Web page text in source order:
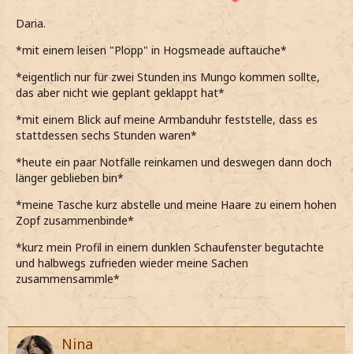
Daria.
*mit einem leisen "Plopp" in Hogsmeade auftauche*
*eigentlich nur für zwei Stunden ins Mungo kommen sollte,
das aber nicht wie geplant geklappt hat*
*mit einem Blick auf meine Armbanduhr feststelle, dass es
stattdessen sechs Stunden waren*
*heute ein paar Notfälle reinkamen und deswegen dann doch
länger geblieben bin*
*meine Tasche kurz abstelle und meine Haare zu einem hohen
Zopf zusammenbinde*
*kurz mein Profil in einem dunklen Schaufenster begutachte
und halbwegs zufrieden wieder meine Sachen
zusammensammle*
Nina